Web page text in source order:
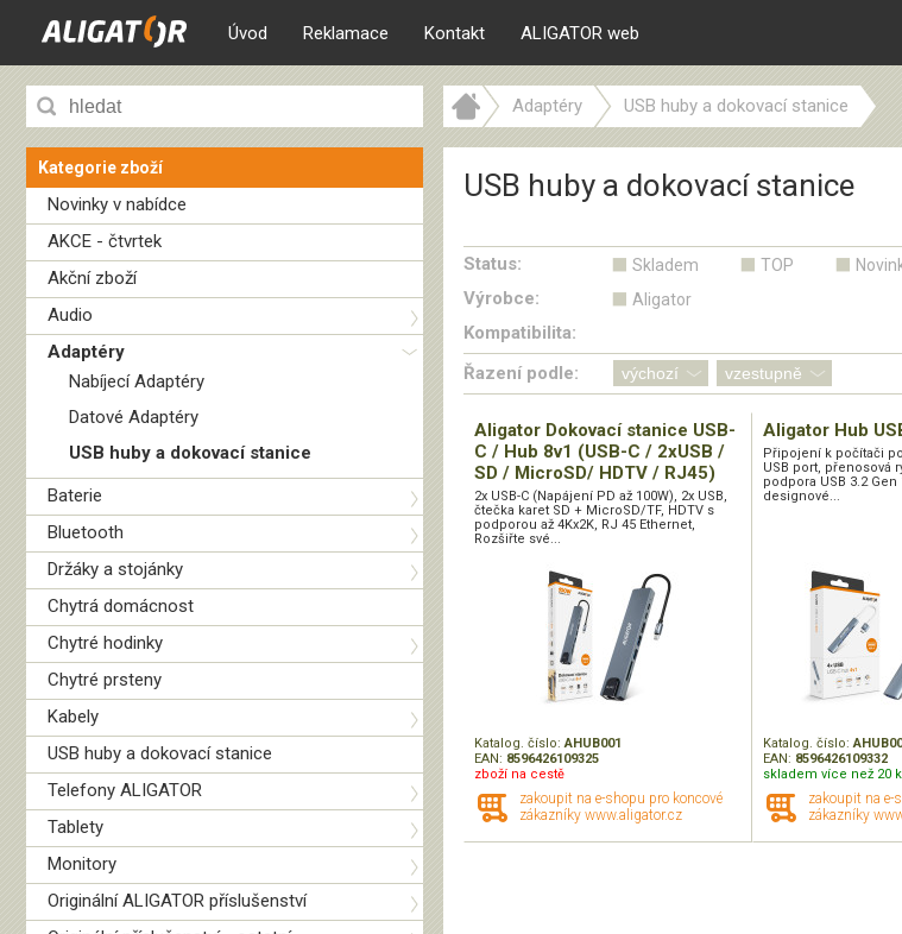
Úvod Reklamace Kontakt ALIGATOR web
Kategorie zboží
Novinky v nabídce
AKCE - čtvrtek
Akční zboží
Audio
Adaptéry
Nabíjecí Adaptéry
Datové Adaptéry
USB huby a dokovací stanice
Baterie
Bluetooth
Držáky a stojánky
Chytrá domácnost
Chytré hodinky
Chytré prsteny
Kabely
USB huby a dokovací stanice
Telefony ALIGATOR
Tablety
Monitory
Originální ALIGATOR příslušenství
Adaptéry USB huby a dokovací stanice
USB huby a dokovací stanice
Status: Skladem TOP
Výrobce: Aligator
Kompatibilita:
Řazení podle:
Aligator Dokovací stanice USB-
C / Hub 8v1 (USB-C / 2xUSB /
SD / MicroSD/ HDTV / RJ45)
2x USB-C (Napájení PD až 100W), 2x USB,
čtečka karet SD + MicroSD/TF, HDTV s
podporou až 4Kx2K, RJ 45 Ethernet,
Rozšiřte své...
Katalog. číslo:AHUB001
EAN: 8596426109325
zboží na cestě
zakoupit na e-shopu pro koncové
zákazníky www.aligator.cz
Aligator Hub
Připojení k počítači
USB port, přenosová
podpora USB 3.2
designové...
Katalog. číslo:
EAN: 8596426109332
skladem více než 20
zakoupit na e-
zákazníky